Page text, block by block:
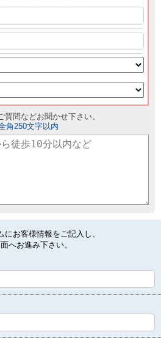
質問などお聞かせ下さい。
角250文字以内
にお客様情報をご記入し、
へお進み下さい。